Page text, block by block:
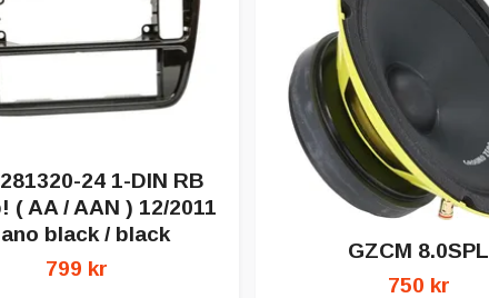
24 1-DIN RB
( AA / AAN ) 12/2011
black / black
799 kr
GZCM 8.0SPL
750 kr